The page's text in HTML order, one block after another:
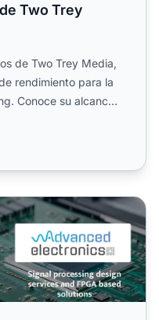
Two Trey
de Two Trey Media,
rendimiento para la
Conoce su alcance